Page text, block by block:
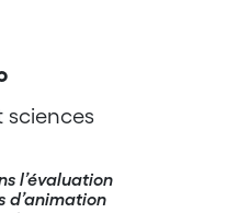
sciences
l’évaluation
d’animation